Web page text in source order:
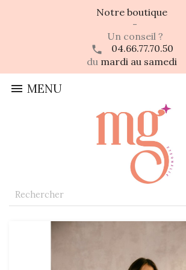
Notre boutique
-
Un conseil ?
04.66.77.70.50
du mardi au samedi
 MENU